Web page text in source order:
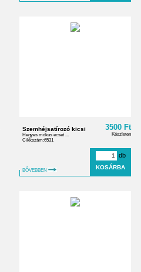
Szemhéjsatírozó kicsi
Hegyes mókus ecset ...
Cikkszám:6531
BŐVEBBEN
3500 Ft
Készleten
db